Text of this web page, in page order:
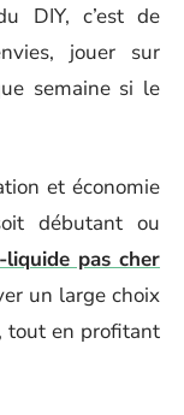
DIY, c’est de
jouer sur
semaine si le
et économie
débutant ou
pas cher
un large choix
tout en profitant